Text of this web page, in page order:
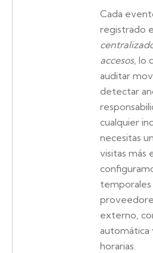
Cada
registrado
accesos, lo
auditar
detectar
cualquier
necesitas
visitas más
temporales
externo,
automática
horarias.